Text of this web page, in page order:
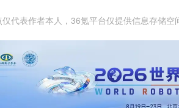
代表作者本人，36氪平台仅提供信息存储空